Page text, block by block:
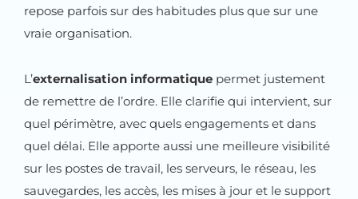
repose parfois sur des habitudes plus que sur une
vraie organisation.
L’externalisation informatique permet justement
de remettre de l’ordre. Elle clarifie qui intervient, sur
quel périmètre, avec quels engagements et dans
quel délai. Elle apporte aussi une meilleure visibilité
sur les postes de travail, les serveurs, le réseau, les
sauvegardes, les accès, les mises à jour et le support